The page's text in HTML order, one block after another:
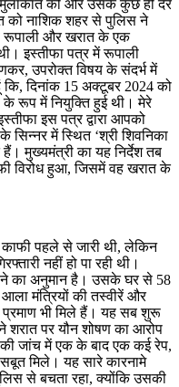
मुलाकात की और उसके कुछ ही देर
को नाशिक शहर से पुलिस ने
रूपाली और खरात के एक
इस्तीफा पत्र में रूपाली
उपरोक्त विषय के संदर्भ में
कि, दिनांक 15 अक्टूबर 2024 को
के रूप में नियुक्ति हुई थी। मेरे
इस पत्र द्वारा आपको
में स्थित ‘श्री शिवनिका
मुख्यमंत्री का यह निर्देश तब
विरोध हुआ, जिसमें वह खरात के
पहले से जारी थी, लेकिन
नहीं हो पा रही थी।
का अनुमान है। उसके घर से 58
मंत्रियों की तस्वीरें और
प्रमाण भी मिले हैं। यह सब शुरू
पर यौन शोषण का आरोप
जांच में एक के बाद एक कई रेप,
मिले। यह सारे कारनामे
से बचता रहा, क्योंकि उसकी